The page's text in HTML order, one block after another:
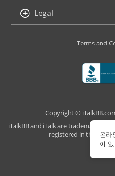
Legal
Terms and
Copyright ©
iTalkBB and iTalk are trademarks of
registered in the U.S.
온라
이